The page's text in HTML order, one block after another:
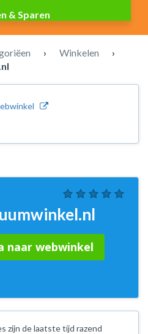
› Winkelen
›
naar webwinkel
zijn de laatste tijd razend